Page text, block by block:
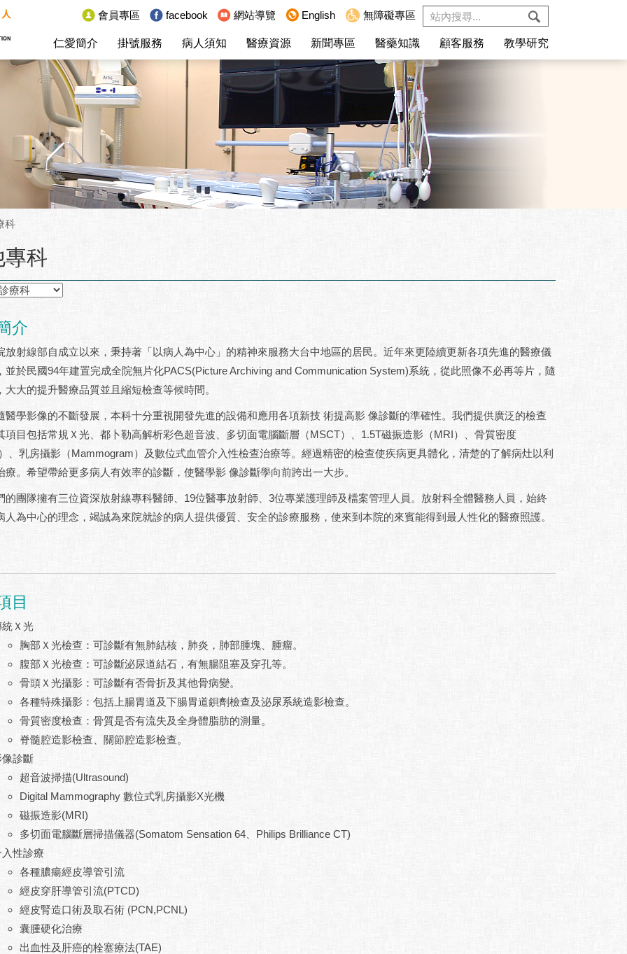
仁愛簡介 掛號服務 病人須知 醫療資源 新聞專區 醫藥知識 顧客服務 教學研究
會員專區 facebook 網站導覽 English 無障礙專區
科
專科
介
線部自成立以來，秉持著「以病人為中心」的精神來服務大台中地區的居民。近年來更陸續更新各項先進的醫療儀
並於民國94年建置完成全院無片化PACS(Picture Archiving and Communication System)系統，從此照像不必再等片，隨
大大的提升醫療品質並且縮短檢查等候時間。
影像的不斷發展，本科十分重視開發先進的設備和應用各項新技 術提高影 像診斷的準確性。我們提供廣泛的檢查
項目包括常規Ｘ光、都卜勒高解析彩色超音波、多切面電腦斷層（MSCT）、1.5T磁振造影（MRI）、骨質密度
、乳房攝影（Mammogram）及數位式血管介入性檢查治療等。經過精密的檢查使疾病更具體化，清楚的了解病灶以利
療。希望帶給更多病人有效率的診斷，使醫學影 像診斷學向前跨出一大步。
隊擁有三位資深放射線專科醫師、19位醫事放射師、3位專業護理師及檔案管理人員。放射科全體醫務人員，始終
人為中心的理念，竭誠為來院就診的病人提供優質、安全的診療服務，使來到本院的來賓能得到最人性化的醫療照護。
目
Ｘ光
胸部Ｘ光檢查：可診斷有無肺結核，肺炎，肺部腫塊、腫瘤。
腹部Ｘ光檢查：可診斷泌尿道結石，有無腸阻塞及穿孔等。
骨頭Ｘ光攝影：可診斷有否骨折及其他骨病變。
各種特殊攝影：包括上腸胃道及下腸胃道鋇劑檢查及泌尿系統造影檢查。
骨質密度檢查：骨質是否有流失及全身體脂肪的測量。
脊髓腔造影檢查、關節腔造影檢查。
診斷
超音波掃描(Ultrasound)
Digital Mammography 數位式乳房攝影X光機
磁振造影(MRI)
多切面電腦斷層掃描儀器(Somatom Sensation 64、Philips Brilliance CT)
性診療
各種膿瘍經皮導管引流
經皮穿肝導管引流(PTCD)
經皮腎造口術及取石術 (PCN,PCNL)
囊腫硬化治療
出血性及肝癌的栓塞療法(TAE)